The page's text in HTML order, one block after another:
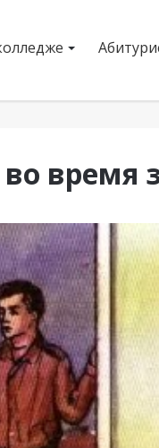
время